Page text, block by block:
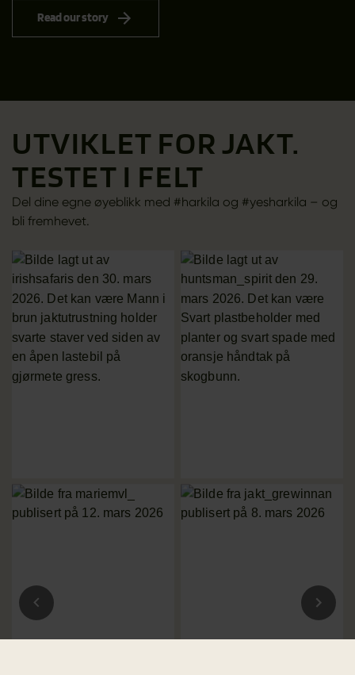
Read our story
UTVIKLET FOR JAKT.
TESTET I FELT
Del dine egne øyeblikk med #harkila og #yesharkila – og
bli fremhevet.